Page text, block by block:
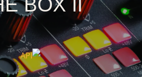
BOX II